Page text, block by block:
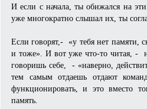
И если с начала, ты обижался на
уже многократно слышал их, ты
Если говорят,- «у тебя нет памяти,
и тоже». И вот уже что-то читая, -
говоришь себе, - «наверно,
тем самым отдаешь отдают
функционировать, и это вместо
память.